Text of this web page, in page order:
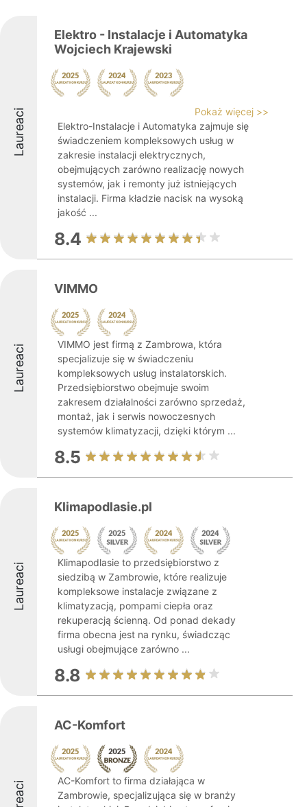
Laureaci
Elektro - Instalacje i Automatyka
Wojciech Krajewski
Pokaż więcej >>
Elektro-Instalacje i Automatyka zajmuje się
świadczeniem kompleksowych usług w
zakresie instalacji elektrycznych,
obejmujących zarówno realizację nowych
systemów, jak i remonty już istniejących
instalacji. Firma kładzie nacisk na wysoką
jakość ...
8.4
Laureaci
VIMMO
VIMMO jest firmą z Zambrowa, która
specjalizuje się w świadczeniu
kompleksowych usług instalatorskich.
Przedsiębiorstwo obejmuje swoim
zakresem działalności zarówno sprzedaż,
montaż, jak i serwis nowoczesnych
systemów klimatyzacji, dzięki którym ...
8.5
Laureaci
Klimapodlasie.pl
Klimapodlasie to przedsiębiorstwo z
siedzibą w Zambrowie, które realizuje
kompleksowe instalacje związane z
klimatyzacją, pompami ciepła oraz
rekuperacją ścienną. Od ponad dekady
firma obecna jest na rynku, świadcząc
usługi obejmujące zarówno ...
8.8
AC-Komfort
AC-Komfort to firma działająca w
Zambrowie, specjalizująca się w branży